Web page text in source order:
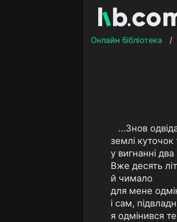
Онлайн бібліотека /
...Знов
землі куточок
у вигнанні
Вже десять
й чимало
для мене
і сам,
я одмінився